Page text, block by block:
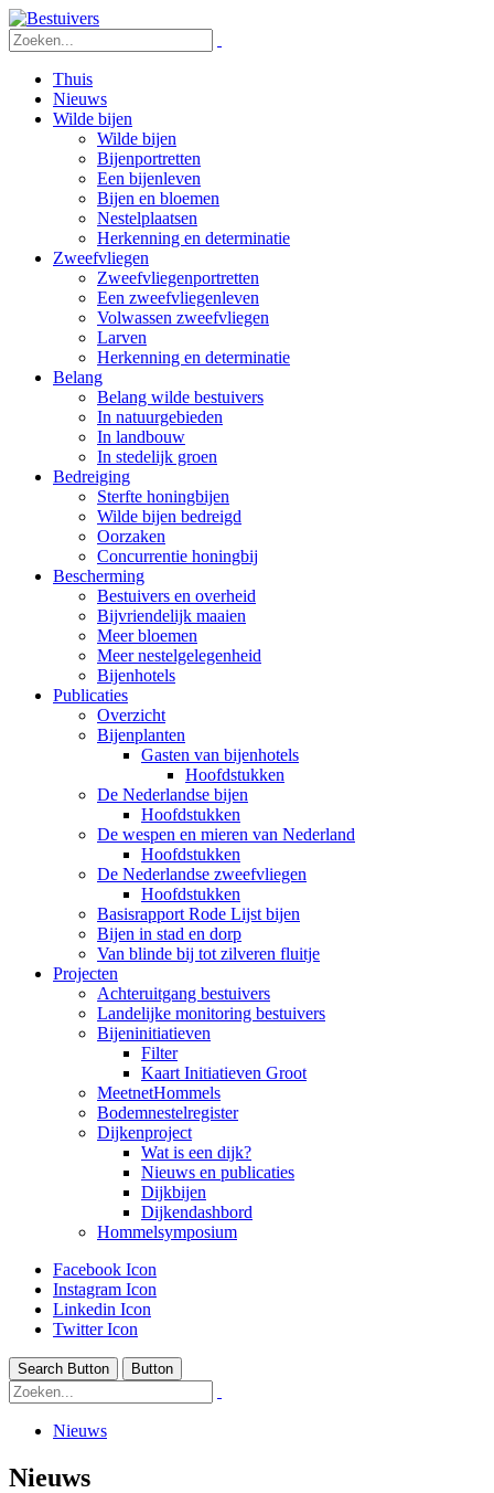
Thuis
Nieuws
Wilde bijen
Wilde bijen
Bijenportretten
Een bijenleven
Bijen en bloemen
Nestelplaatsen
Herkenning en determinatie
Zweefvliegen
Zweefvliegenportretten
Een zweefvliegenleven
Volwassen zweefvliegen
Larven
Herkenning en determinatie
Belang
Belang wilde bestuivers
In natuurgebieden
In landbouw
In stedelijk groen
Bedreiging
Sterfte honingbijen
Wilde bijen bedreigd
Oorzaken
Concurrentie honingbij
Bescherming
Bestuivers en overheid
Bijvriendelijk maaien
Meer bloemen
Meer nestelgelegenheid
Bijenhotels
Publicaties
Overzicht
Bijenplanten
Gasten van bijenhotels
Hoofdstukken
De Nederlandse bijen
Hoofdstukken
De wespen en mieren van Nederland
Hoofdstukken
De Nederlandse zweefvliegen
Hoofdstukken
Basisrapport Rode Lijst bijen
Bijen in stad en dorp
Van blinde bij tot zilveren fluitje
Projecten
Achteruitgang bestuivers
Landelijke monitoring bestuivers
Bijeninitiatieven
Filter
Kaart Initiatieven Groot
MeetnetHommels
Bodemnestelregister
Dijkenproject
Wat is een dijk?
Nieuws en publicaties
Dijkbijen
Dijkendashbord
Hommelsymposium
Facebook Icon
Instagram Icon
Linkedin Icon
Twitter Icon
Search Button Button
Nieuws
Nieuws